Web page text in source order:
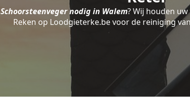
Schoorsteenveger nodig in Walem? Wij houden
Reken op Loodgieterke.be voor de reiniging